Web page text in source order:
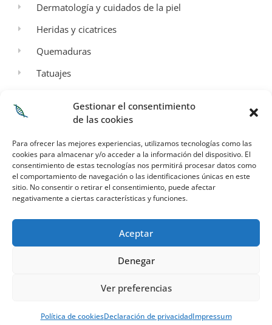
Gestionar el consentimiento
de las cookies
Para ofrecer las mejores experiencias, utilizamos tecnologías como las
cookies para almacenar y/o acceder a la información del dispositivo. El
consentimiento de estas tecnologías nos permitirá procesar datos como
el comportamiento de navegación o las identificaciones únicas en este
sitio. No consentir o retirar el consentimiento, puede afectar
negativamente a ciertas características y funciones.
Aceptar
Denegar
Ver preferencias
Política de cookiesDeclaración de privacidadImpressum
Dermatología y cuidados de la piel
Heridas y cicatrices
Quemaduras
Tatuajes
Aspectos Legales
Aviso legal
Política de privacidad
Términos y condiciones de envío
Política de cookies
ESTUDI
OCHO PROYECTOS